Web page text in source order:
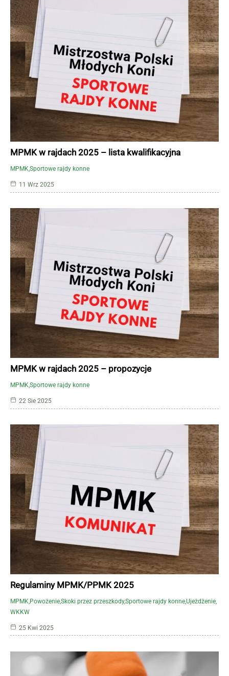
MPMKSportowe rajdy konne
MPMK w rajdach 2025 – lista kwalifikacyjna
11 Wrz 2025
MPMKSportowe rajdy konne
MPMK w rajdach 2025 – propozycje
22 Sie 2025
MPMK PowożenieSkoki przez przeszkodySportowe rajdy konneUjeżdżenie
WKKW
Regulaminy MPMK/PPMK 2025
25 Kwi 2025